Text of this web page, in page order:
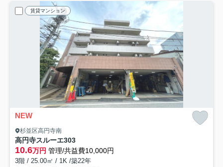
賃貸マンション
NEW
杉並区高円寺南
高円寺スルーエ303
10.6万円 管理/共益費10,000円
3階 / 25.00㎡ / 1K /築22年